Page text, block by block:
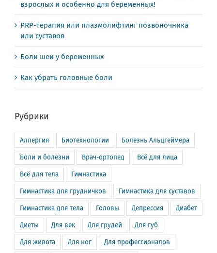
взрослых и особенно для беременных!
PRP-терапия или плазмолифтинг позвоночника
или суставов
Боли шеи у беременных
Как убрать головные боли
Рубрики
Аллергия Биотехнологии Болезнь Альцгеймера
Боли и болезни Врач-ортопед Всё для лица
Всё для тела Гимнастика
Гимнастика для грудничков Гимнастика для суставов
Гимнастика для тела Головы Депрессия Диабет
Диеты Для век Для грудей Для губ
Для живота Для ног Для профессионалов